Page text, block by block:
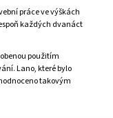
práce ve výškách
každých dvanáct
použitím
Lano, které bylo
takovým